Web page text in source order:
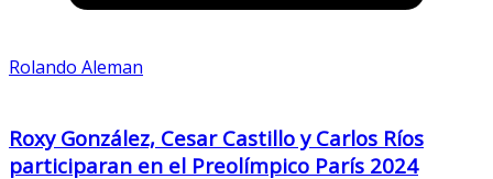
Rolando Aleman
Roxy González, Cesar Castillo y Carlos Ríos
participaran en el Preolímpico París 2024